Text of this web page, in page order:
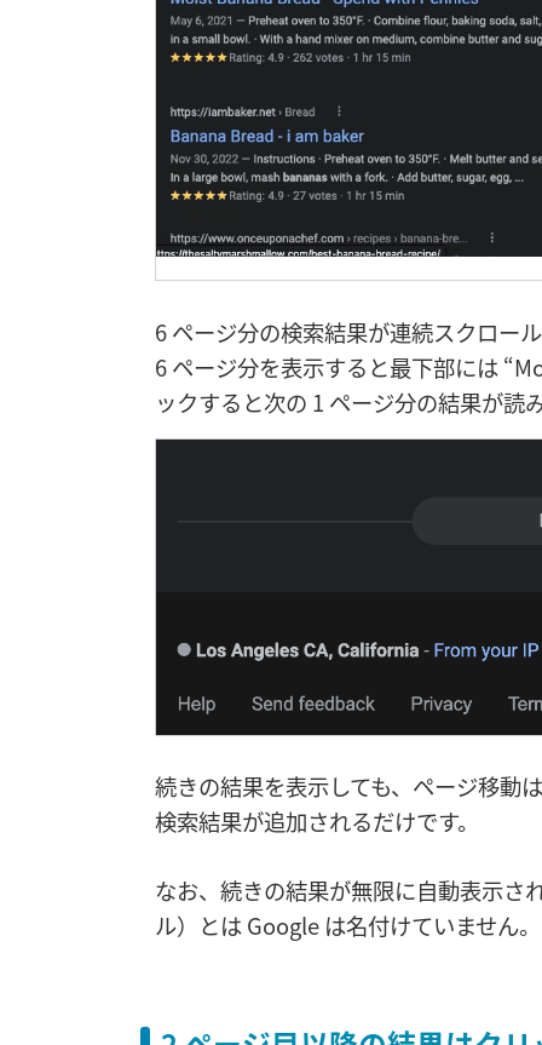
6 ページ分の検索結果が連続スクロー
6 ページ分を表示すると最下部には
ックすると次の 1 ページ分の結果が読
続きの結果を表示しても、ページ移動
検索結果が追加されるだけです。
なお、続きの結果が無限に自動表示
ル）とは Google は名付けていません。